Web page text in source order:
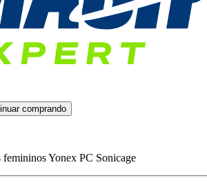
comprando
femininos Yonex PC Sonicage